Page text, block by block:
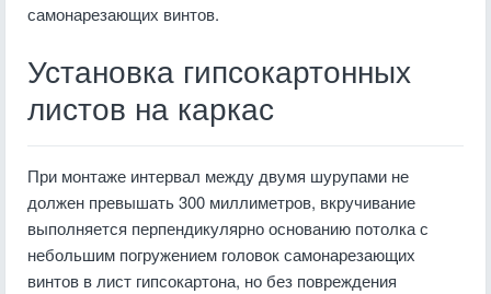
самонарезающих винтов.
Установка гипсокартонных
листов на каркас
При монтаже интервал между двумя шурупами не
должен превышать 300 миллиметров, вкручивание
выполняется перпендикулярно основанию потолка с
небольшим погружением головок самонарезающих
винтов в лист гипсокартона, но без повреждения